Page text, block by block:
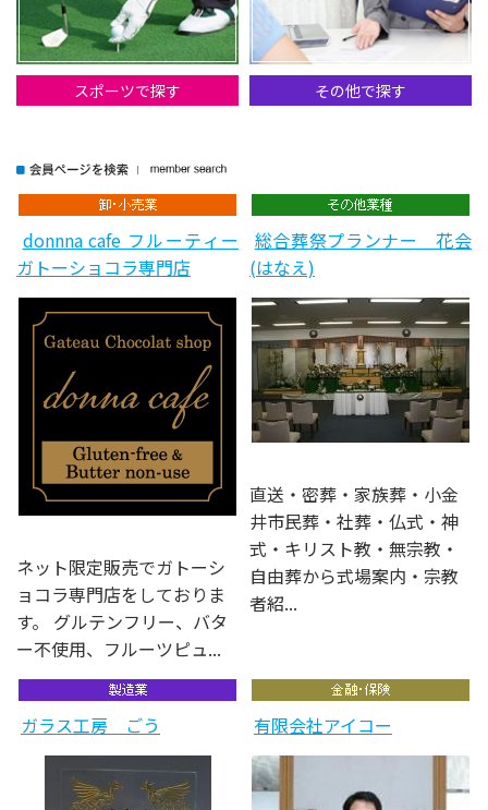
2025.10.31東京ディズニーリゾート：コー
ポレートプログラムのご...
2025.10.14
！！大好評！！2025年度画第3
スポーツで探す その他で探す
donnna cafe フルーティー
ガトーショコラ専門店
ネット限定販売でガトーシ
ョコラ専門店をしておりま
す。 グルテンフリー、バタ
ー不使用、フルーツピュ...
総合葬祭プランナー 花会
(はなえ)
直送・密葬・家族葬・小金
井市民葬・社葬・仏式・神
式・キリスト教・無宗教・
自由葬から式場案内・宗教
者紹...
ガラス工房 ごう 有限会社アイコー